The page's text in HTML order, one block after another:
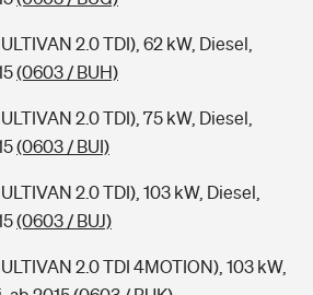
2.0 TDI), 62 kW, Diesel,
(0603 / BUH)
2.0 TDI), 75 kW, Diesel,
(0603 / BUI)
2.0 TDI), 103 kW, Diesel,
(0603 / BUJ)
2.0 TDI 4MOTION), 103 kW,